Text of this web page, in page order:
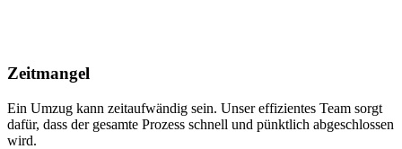
Zeitmangel
Ein Umzug kann zeitaufwändig sein. Unser effizientes Team sorgt
dafür, dass der gesamte Prozess schnell und pünktlich abgeschlossen
wird.